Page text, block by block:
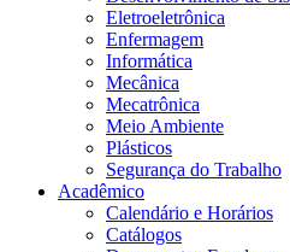
Eletroeletrônica
Enfermagem
Informática
Mecânica
Mecatrônica
Meio Ambiente
Plásticos
Segurança do Trabalho
Acadêmico
Calendário e Horários
Catálogos